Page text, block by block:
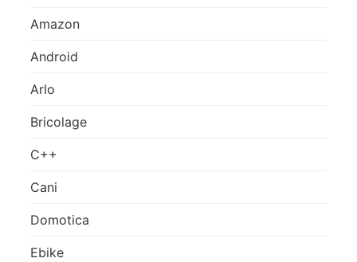
Amazon
Android
Arlo
Bricolage
C++
Cani
Domotica
Ebike